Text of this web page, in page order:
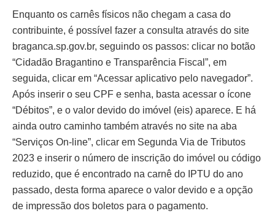
Enquanto os carnês físicos não chegam a casa do
contribuinte, é possível fazer a consulta através do site
braganca.sp.gov.br, seguindo os passos: clicar no botão
“Cidadão Bragantino e Transparência Fiscal”, em
seguida, clicar em “Acessar aplicativo pelo navegador”.
Após inserir o seu CPF e senha, basta acessar o ícone
“Débitos”, e o valor devido do imóvel (eis) aparece. E há
ainda outro caminho também através no site na aba
“Serviços On-line”, clicar em Segunda Via de Tributos
2023 e inserir o número de inscrição do imóvel ou código
reduzido, que é encontrado na carnê do IPTU do ano
passado, desta forma aparece o valor devido e a opção
de impressão dos boletos para o pagamento.